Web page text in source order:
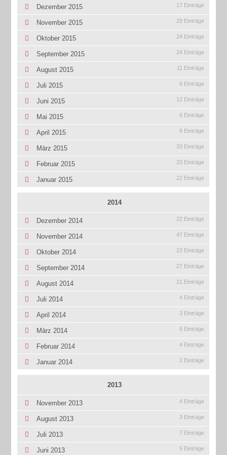
Dezember 2015 17 Einträge
November 2015 29 Einträge
Oktober 2015 24 Einträge
September 2015 24 Einträge
August 2015 11 Einträge
Juli 2015 6 Einträge
Juni 2015 12 Einträge
Mai 2015 6 Einträge
April 2015 8 Einträge
März 2015 33 Einträge
Februar 2015 33 Einträge
Januar 2015 22 Einträge
2014
Dezember 2014 22 Einträge
November 2014 47 Einträge
Oktober 2014 23 Einträge
September 2014 27 Einträge
August 2014 21 Einträge
Juli 2014 4 Einträge
April 2014 3 Einträge
März 2014 6 Einträge
Februar 2014 4 Einträge
Januar 2014 2 Einträge
2013
November 2013 4 Einträge
August 2013 3 Einträge
Juli 2013 7 Einträge
Juni 2013 5 Einträge